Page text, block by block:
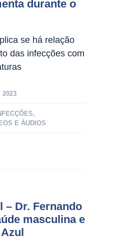
durante o
se há relação
das infecções com
2023
,
E ÁUDIOS
– Dr. Fernando
masculina e